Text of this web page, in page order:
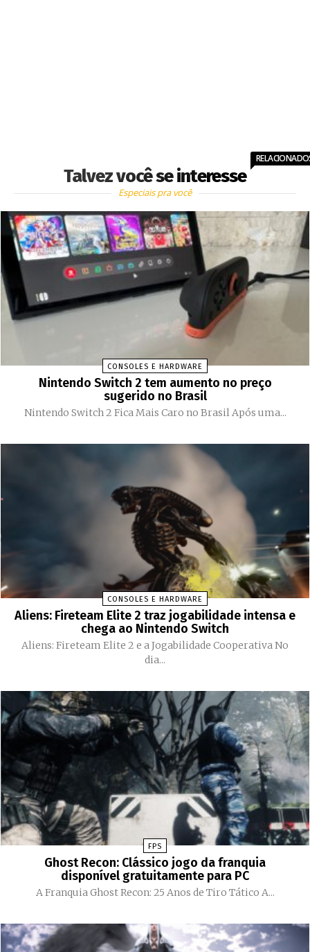
Talvez você se interesse
Especiais pra você
CONSOLES E HARDWARE
Nintendo Switch 2 tem aumento no preço
sugerido no Brasil
Nintendo Switch 2 Fica Mais Caro no Brasil Após uma...
CONSOLES E HARDWARE
Aliens: Fireteam Elite 2 traz jogabilidade intensa e
chega ao Nintendo Switch
Aliens: Fireteam Elite 2 e a Jogabilidade Cooperativa No
dia...
FPS
Ghost Recon: Clássico jogo da franquia
disponível gratuitamente para PC
A Franquia Ghost Recon: 25 Anos de Tiro Tático A...